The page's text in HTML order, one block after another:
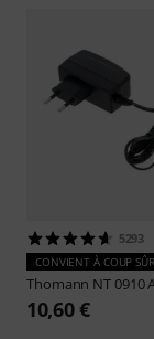
5293
CONVIENT À COUP SÛR
Thomann NT 0910
10,60 €